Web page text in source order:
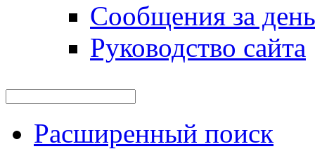
Сообщения за день
Руководство сайта
Расширенный поиск